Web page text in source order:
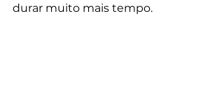
durar muito mais tempo.